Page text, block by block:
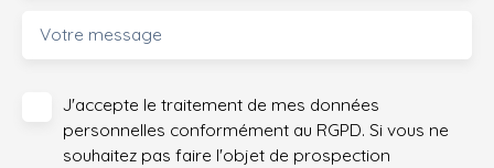
Votre message
J'accepte le traitement de mes données
personnelles conformément au RGPD. Si vous ne
souhaitez pas faire l'objet de prospection